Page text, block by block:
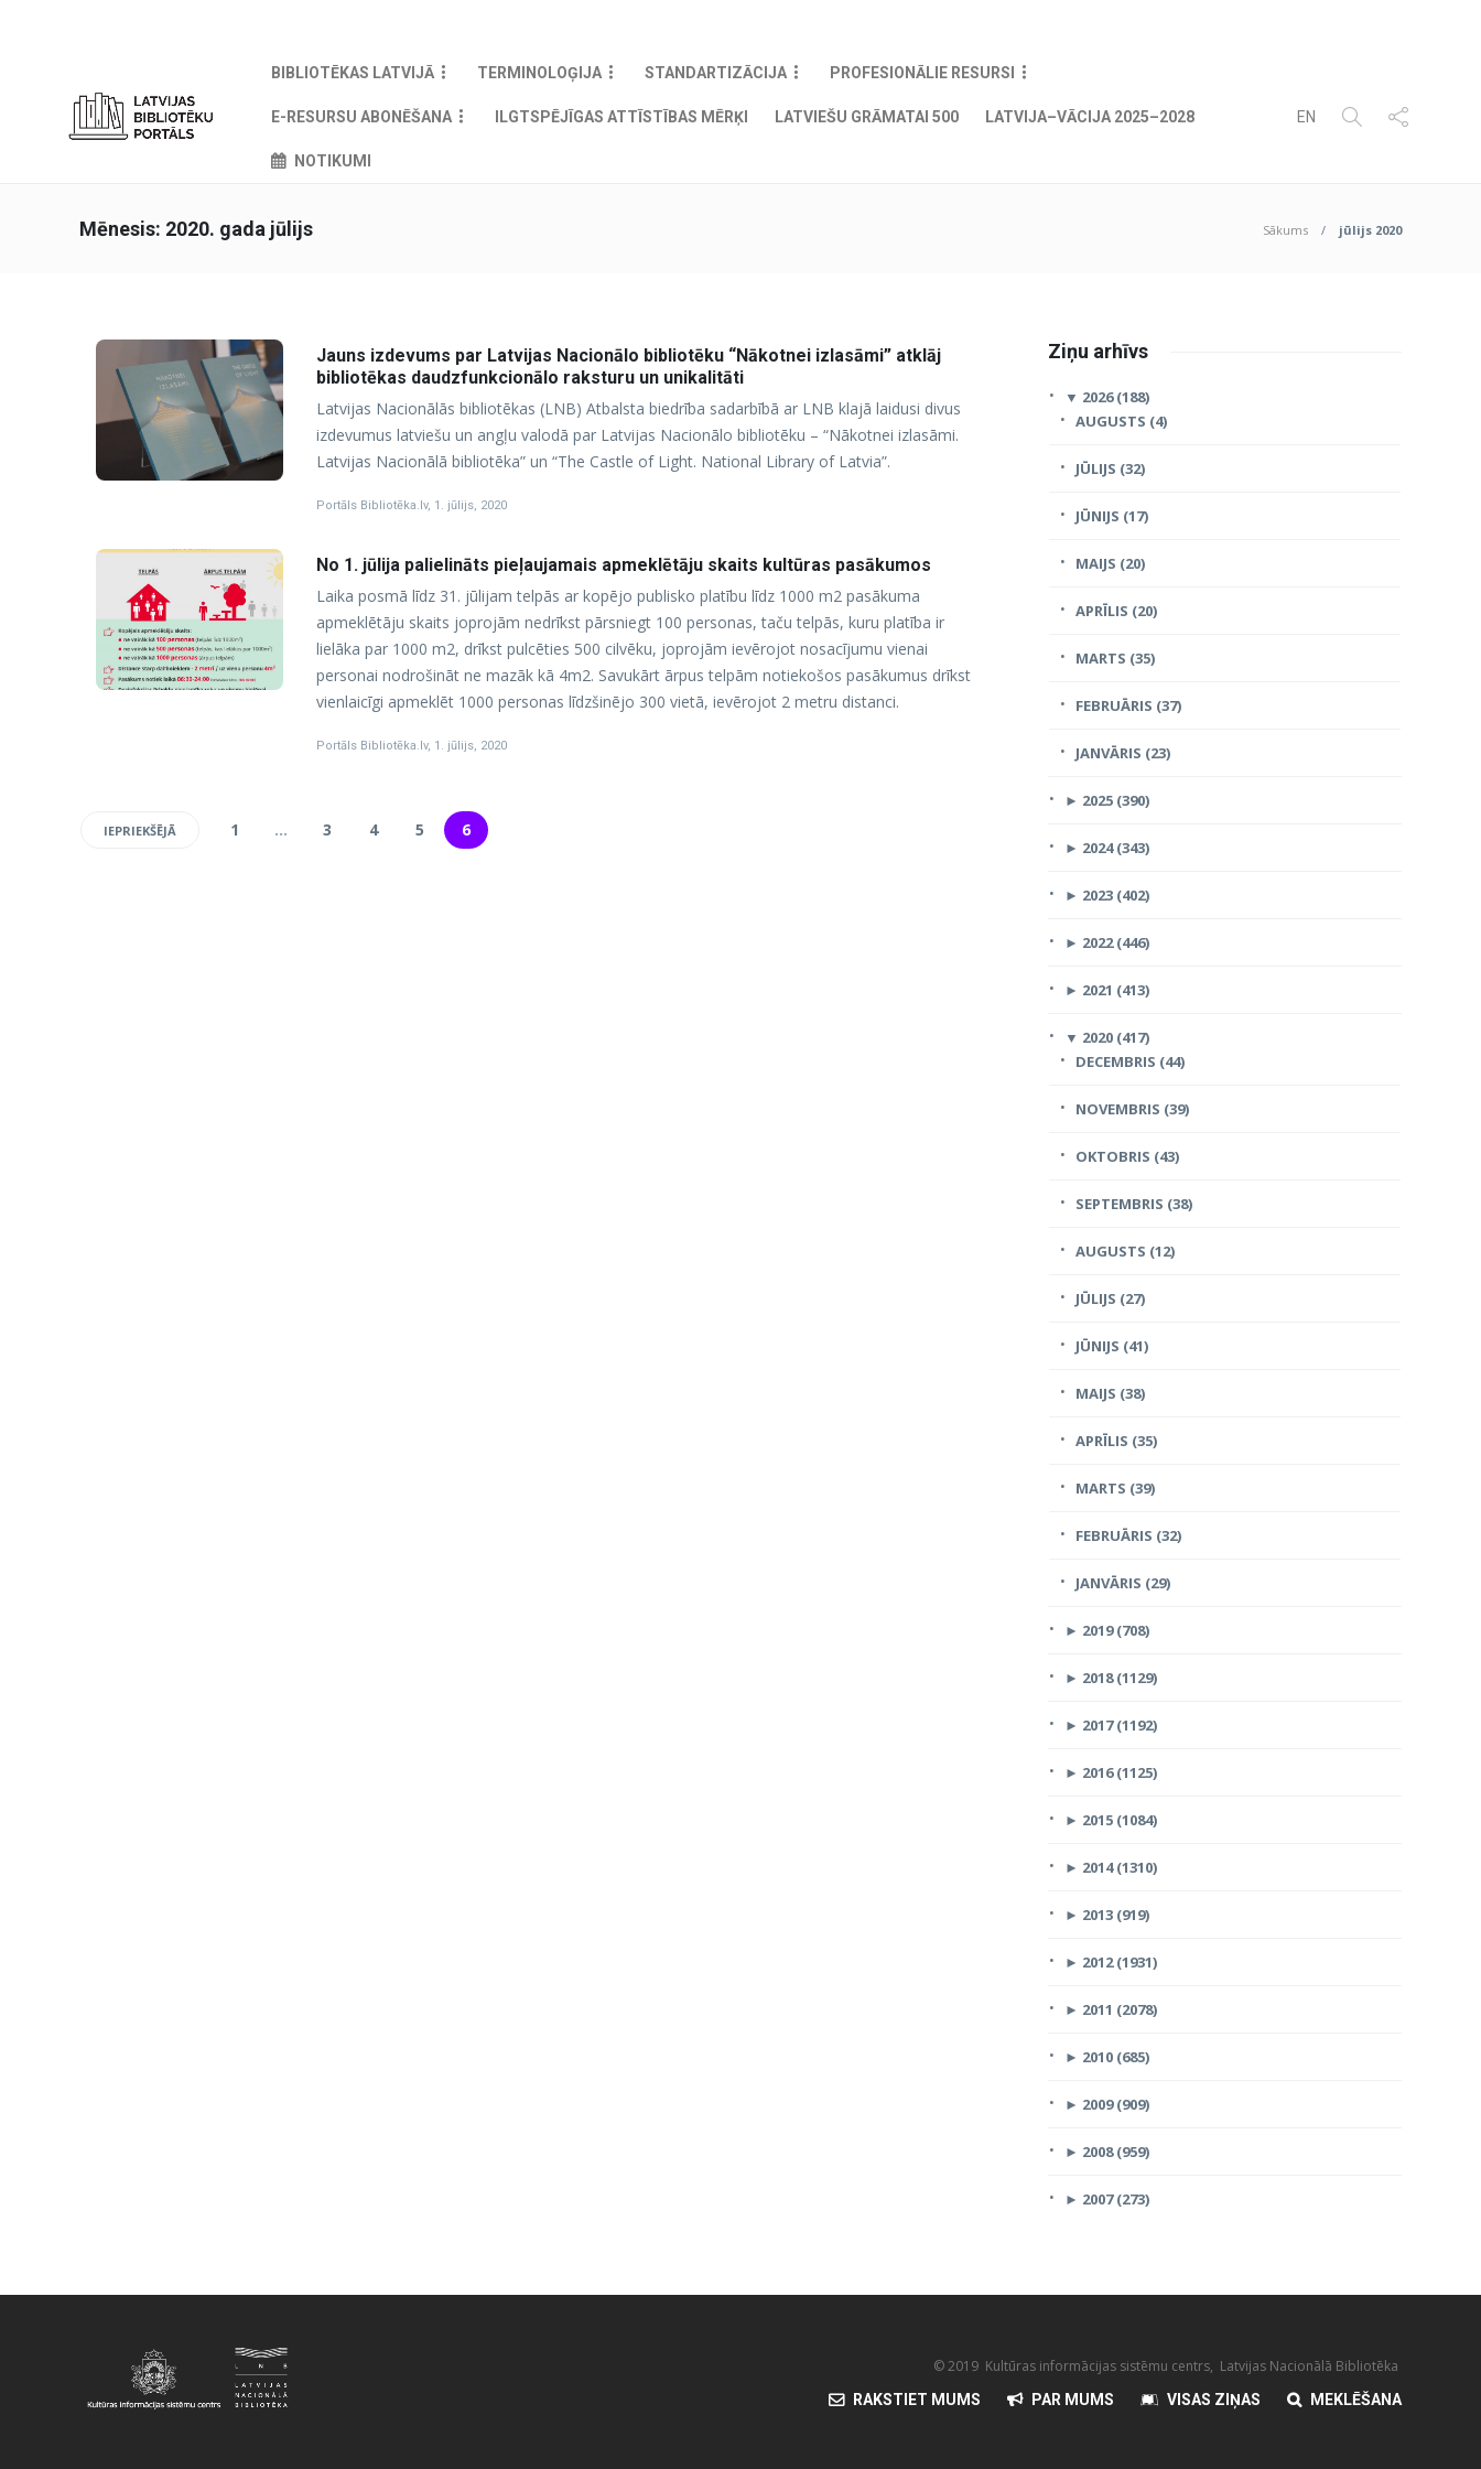
BIBLIOTĒKAS LATVIJĀ TERMINOLOĢIJA STANDARTIZĀCIJA PROFESIONĀLIE RESURSI
E-RESURSU ABONĒŠANA ILGTSPĒJĪGAS ATTĪSTĪBAS MĒRĶI LATVIEŠU GRĀMATAI 500 LATVIJA–VĀCIJA 2025–2028
NOTIKUMI
EN
Mēnesis: 2020. gada jūlijs Sākums jūlijs 2020
Jauns izdevums par Latvijas Nacionālo bibliotēku “Nākotnei izlasāmi” atklāj
bibliotēkas daudzfunkcionālo raksturu un unikalitāti
Latvijas Nacionālās bibliotēkas (LNB) Atbalsta biedrība sadarbībā ar LNB klajā laidusi divus
izdevumus latviešu un angļu valodā par Latvijas Nacionālo bibliotēku – “Nākotnei izlasāmi.
Latvijas Nacionālā bibliotēka” un “The Castle of Light. National Library of Latvia”.
Portāls Bibliotēka.lv, 1. jūlijs, 2020
No 1. jūlija palielināts pieļaujamais apmeklētāju skaits kultūras pasākumos
Laika posmā līdz 31. jūlijam telpās ar kopējo publisko platību līdz 1000 m2 pasākuma
apmeklētāju skaits joprojām nedrīkst pārsniegt 100 personas, taču telpās, kuru platība ir
lielāka par 1000 m2, drīkst pulcēties 500 cilvēku, joprojām ievērojot nosacījumu vienai
personai nodrošināt ne mazāk kā 4m2. Savukārt ārpus telpām notiekošos pasākumus drīkst
vienlaicīgi apmeklēt 1000 personas līdzšinējo 300 vietā, ievērojot 2 metru distanci.
Portāls Bibliotēka.lv, 1. jūlijs, 2020
IEPRIEKŠĒJĀ 1 … 3 4 5 6
Ziņu arhīvs
▼ 2026 (188)
AUGUSTS (4)
JŪLIJS (32)
JŪNIJS (17)
MAIJS (20)
APRĪLIS (20)
MARTS (35)
FEBRUĀRIS (37)
JANVĀRIS (23)
► 2025 (390)
► 2024 (343)
► 2023 (402)
► 2022 (446)
► 2021 (413)
▼ 2020 (417)
DECEMBRIS (44)
NOVEMBRIS (39)
OKTOBRIS (43)
SEPTEMBRIS (38)
AUGUSTS (12)
JŪLIJS (27)
JŪNIJS (41)
MAIJS (38)
APRĪLIS (35)
MARTS (39)
FEBRUĀRIS (32)
JANVĀRIS (29)
► 2019 (708)
► 2018 (1129)
► 2017 (1192)
► 2016 (1125)
► 2015 (1084)
► 2014 (1310)
► 2013 (919)
► 2012 (1931)
► 2011 (2078)
► 2010 (685)
► 2009 (909)
► 2008 (959)
► 2007 (273)
© 2019 Kultūras informācijas sistēmu centrs, Latvijas Nacionālā Bibliotēka
RAKSTIET MUMS PAR MUMS VISAS ZIŅAS MEKLĒŠANA